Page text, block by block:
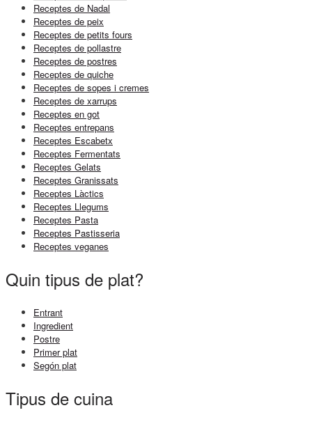
Receptes de Nadal
Receptes de peix
Receptes de petits fours
Receptes de pollastre
Receptes de postres
Receptes de quiche
Receptes de sopes i cremes
Receptes de xarrups
Receptes en got
Receptes entrepans
Receptes Escabetx
Receptes Fermentats
Receptes Gelats
Receptes Granissats
Receptes Làctics
Receptes Llegums
Receptes Pasta
Receptes Pastisseria
Receptes veganes
Quin tipus de plat?
Entrant
Ingredient
Postre
Primer plat
Segón plat
Tipus de cuina